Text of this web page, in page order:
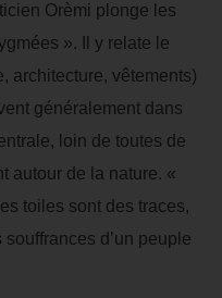
Orèmi plonge les
». Il y relate le
architecture, vêtements)
généralement dans
loin de toutes de
autour de la nature. «
toiles sont des traces,
d’un peuple